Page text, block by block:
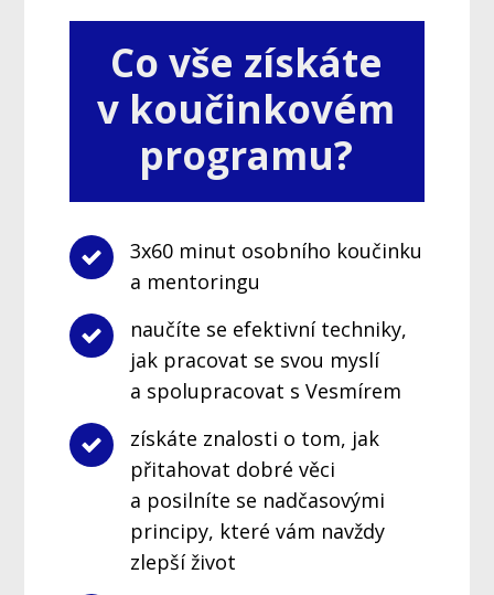
Co vše získáte
v koučinkovém
programu?
3x60 minut osobního koučinku
a mentoringu
naučíte se efektivní techniky,
jak pracovat se svou myslí
a spolupracovat s Vesmírem
získáte znalosti o tom, jak
přitahovat dobré věci
a posilníte se nadčasovými
principy, které vám navždy
zlepší život